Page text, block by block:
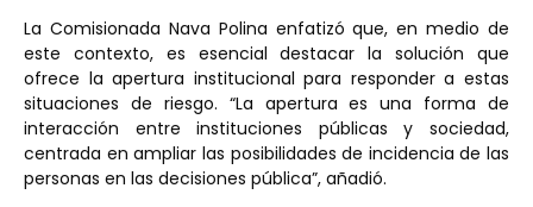
La Comisionada Nava Polina enfatizó que, en medio de
este contexto, es esencial destacar la solución que
ofrece la apertura institucional para responder a estas
situaciones de riesgo. “La apertura es una forma de
interacción entre instituciones públicas y sociedad,
centrada en ampliar las posibilidades de incidencia de las
personas en las decisiones pública”, añadió.